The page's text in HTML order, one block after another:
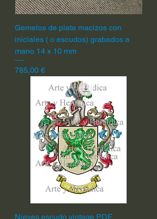
Gemelos de plata macizos con
iniciales ( o escudos) grabados a
mano 14 x 10 mm
Precio
785,00 €
Nieves escudo vintage PDF